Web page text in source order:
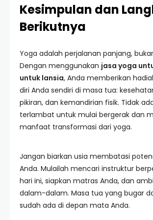
Kesimpulan dan
Berikutnya
Yoga adalah perjalanan panjang,
Dengan menggunakan jasa yoga
untuk lansia, Anda memberikan
diri Anda sendiri di masa tua:
pikiran, dan kemandirian fisik. Tidak
terlambat untuk mulai bergerak dan
manfaat transformasi dari yoga.
Jangan biarkan usia membatasi
Anda. Mulailah mencari instruktur
hari ini, siapkan matras Anda, dan
dalam-dalam. Masa tua yang bugar
sudah ada di depan mata Anda.